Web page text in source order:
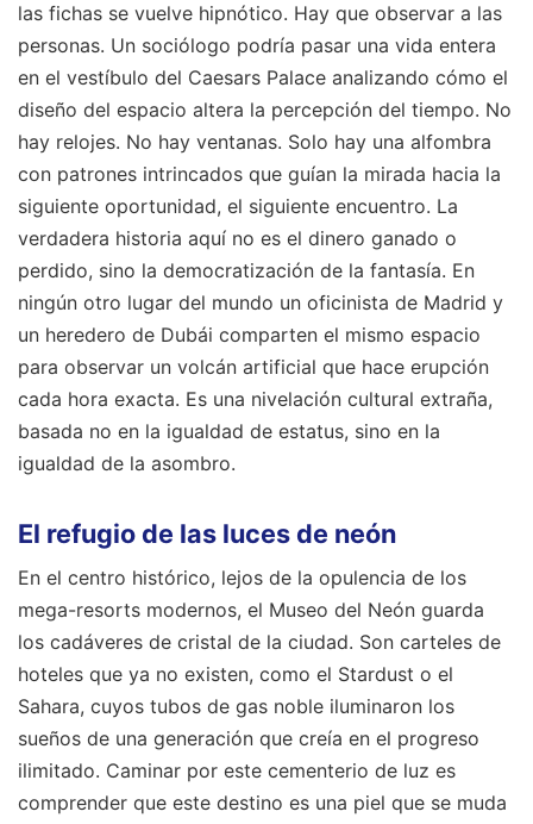
las fichas se vuelve hipnótico. Hay que observar a las
personas. Un sociólogo podría pasar una vida entera
en el vestíbulo del Caesars Palace analizando cómo el
diseño del espacio altera la percepción del tiempo. No
hay relojes. No hay ventanas. Solo hay una alfombra
con patrones intrincados que guían la mirada hacia la
siguiente oportunidad, el siguiente encuentro. La
verdadera historia aquí no es el dinero ganado o
perdido, sino la democratización de la fantasía. En
ningún otro lugar del mundo un oficinista de Madrid y
un heredero de Dubái comparten el mismo espacio
para observar un volcán artificial que hace erupción
cada hora exacta. Es una nivelación cultural extraña,
basada no en la igualdad de estatus, sino en la
igualdad de la asombro.
El refugio de las luces de neón
En el centro histórico, lejos de la opulencia de los
mega-resorts modernos, el Museo del Neón guarda
los cadáveres de cristal de la ciudad. Son carteles de
hoteles que ya no existen, como el Stardust o el
Sahara, cuyos tubos de gas noble iluminaron los
sueños de una generación que creía en el progreso
ilimitado. Caminar por este cementerio de luz es
comprender que este destino es una piel que se muda